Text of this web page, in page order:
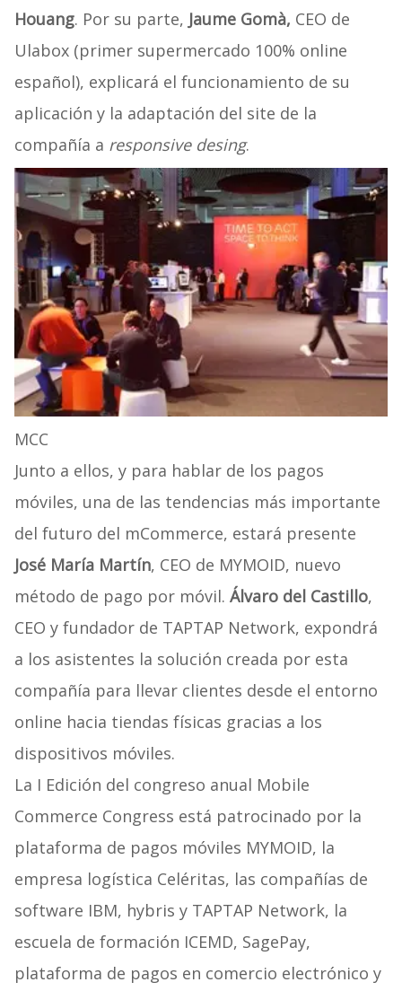
Houang. Por su parte, Jaume Gomà, CEO de
Ulabox (primer supermercado 100% online
español), explicará el funcionamiento de su
aplicación y la adaptación del site de la
compañía a responsive desing.
MCC
Junto a ellos, y para hablar de los pagos
móviles, una de las tendencias más importante
del futuro del mCommerce, estará presente
José María Martín, CEO de MYMOID, nuevo
método de pago por móvil. Álvaro del Castillo,
CEO y fundador de TAPTAP Network, expondrá
a los asistentes la solución creada por esta
compañía para llevar clientes desde el entorno
online hacia tiendas físicas gracias a los
dispositivos móviles.
La I Edición del congreso anual Mobile
Commerce Congress está patrocinado por la
plataforma de pagos móviles MYMOID, la
empresa logística Celéritas, las compañías de
software IBM, hybris y TAPTAP Network, la
escuela de formación ICEMD, SagePay,
plataforma de pagos en comercio electrónico y